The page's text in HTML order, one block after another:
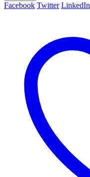
Facebook Twitter LinkedIn